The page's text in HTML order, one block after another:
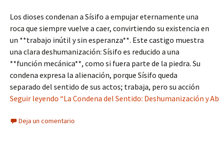
Los dioses condenan a Sísifo a empujar eternamente una
roca que siempre vuelve a caer, convirtiendo su existencia en
un **trabajo inútil y sin esperanza**. Este castigo muestra
una clara deshumanización: Sísifo es reducido a una
**función mecánica**, como si fuera parte de la piedra. Su
condena expresa la alienación, porque Sísifo queda
separado del sentido de sus actos; trabaja, pero su acción
Seguir leyendo “La Condena del Sentido: Deshumanización y
Deja un comentario